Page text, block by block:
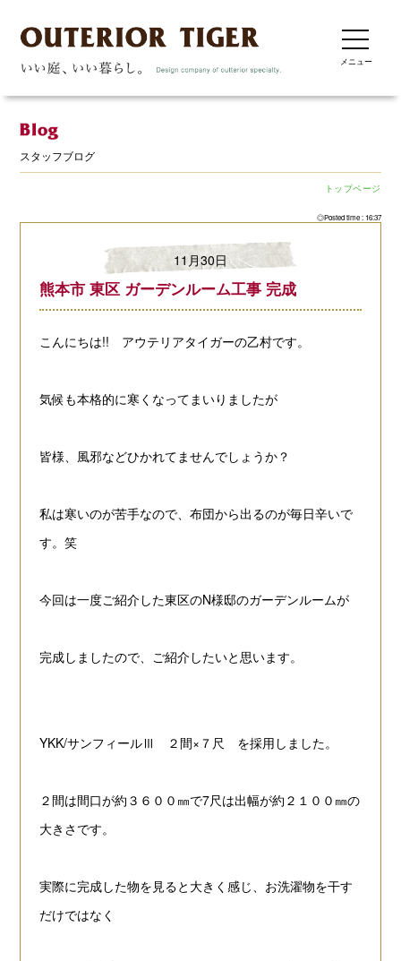
メニュー
スタッフブログ
トップページ
◎Posted time : 16:37
11月30日
熊本市 東区 ガーデンルーム工事 完成
こんにちは!! アウテリアタイガーの乙村です。
気候も本格的に寒くなってまいりましたが
皆様、風邪などひかれてませんでしょうか？
私は寒いのが苦手なので、布団から出るのが毎日辛いで
す。笑
今回は一度ご紹介した東区のN様邸のガーデンルームが
完成しましたので、 ご紹介したいと思います。
YKK/サンフィールⅢ ２間×７尺 を採用しました。
２間は間口が約３６００㎜で7尺は出幅が約２１００㎜の
大きさです。
実際に完成した物を見ると大きく感じ、お洗濯物を干す
だけではなく